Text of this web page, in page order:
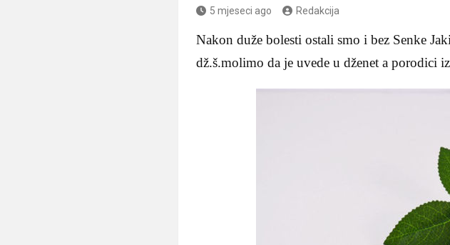
5 mjeseci ago Redakcija
Nakon duže bolesti ostali smo i bez Senke
dž.š.molimo da je uvede u dženet a porodici